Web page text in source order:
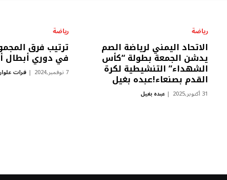
رياضة
الاتحاد اليمني لرياضة الصم
يدشن الجمعة بطولة “كأس
الشهداء” التنشيطية لكرة
القدم بصنعاء!عبده بغيل
31 أكتوبر,2025 عبده بغيل
رياضة
ترتيب فرق
في دوري أبطال
7 نوفمبر,2024 فرات